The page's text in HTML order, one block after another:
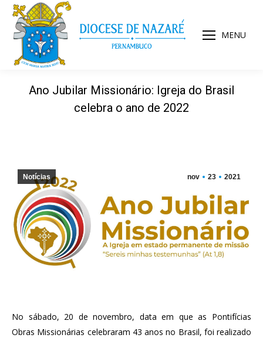
MENU
Ano Jubilar Missionário: Igreja do Brasil
celebra o ano de 2022
nov 23 2021
Notícias
No sábado, 20 de novembro, data em que as Pontifícias
Obras Missionárias celebraram 43 anos no Brasil, foi realizado